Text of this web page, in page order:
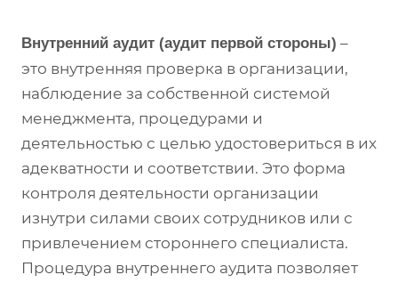
Внутренний аудит (аудит первой стороны) –
это внутренняя проверка в организации,
наблюдение за собственной системой
менеджмента, процедурами и
деятельностью с целью удостовериться в их
адекватности и соответствии. Это форма
контроля деятельности организации
изнутри силами своих сотрудников или с
привлечением стороннего специалиста.
Процедура внутреннего аудита позволяет